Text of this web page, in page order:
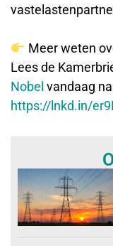
Meer weten
Lees de
Nobel vandaag
https://lnkd.in/